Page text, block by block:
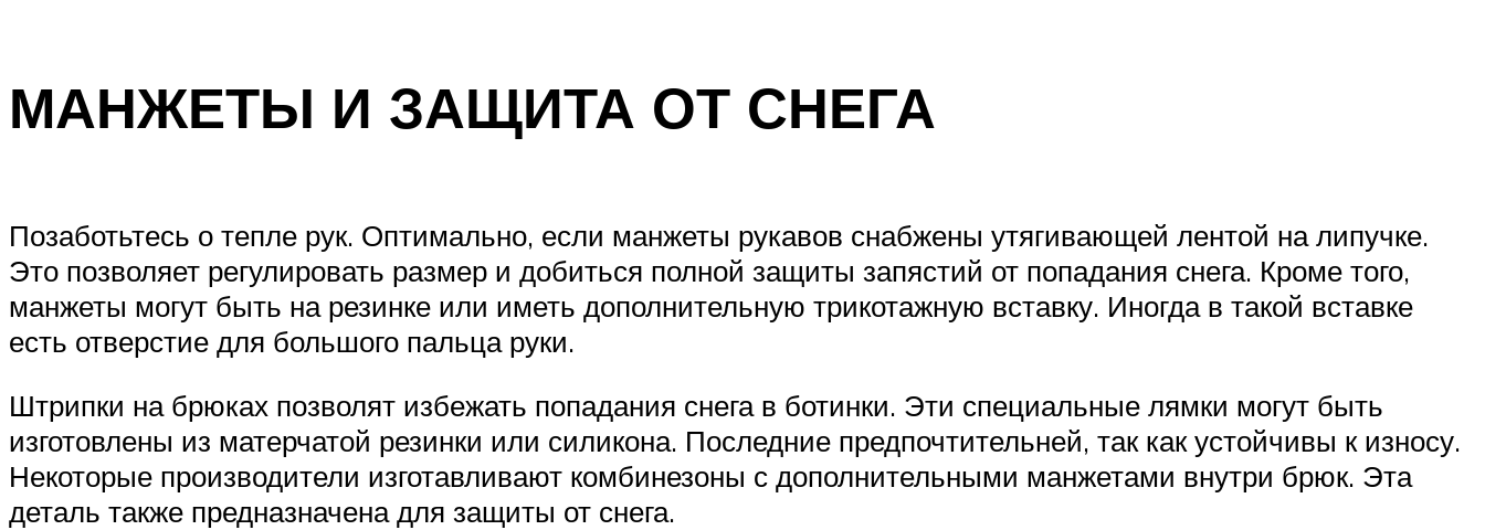
МАНЖЕТЫ И ЗАЩИТА ОТ СНЕГА
Позаботьтесь о тепле рук. Оптимально, если манжеты рукавов снабжены утягивающей лентой на липучке.
Это позволяет регулировать размер и добиться полной защиты запястий от попадания снега. Кроме того,
манжеты могут быть на резинке или иметь дополнительную трикотажную вставку. Иногда в такой вставке
есть отверстие для большого пальца руки.
Штрипки на брюках позволят избежать попадания снега в ботинки. Эти специальные лямки могут быть
изготовлены из матерчатой резинки или силикона. Последние предпочтительней, так как устойчивы к износу.
Некоторые производители изготавливают комбинезоны с дополнительными манжетами внутри брюк. Эта
деталь также предназначена для защиты от снега.